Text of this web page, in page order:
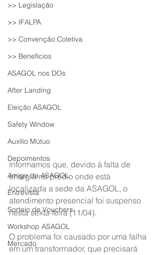
>> Legislação
>> IFALPA
>> Convenção Coletiva
>> Benefícios
ASAGOL nos DOs
After Landing
Eleição ASAGOL
Safety Window
Auxílio Mútuo
Depoimentos
Amigo da ASAGOL
Entrevista
Sorteio de Vouchers
Workshop ASAGOL
Mercado
Informamos que, devido à falta de
energia no prédio onde está
localizada a sede da ASAGOL, o
atendimento presencial foi suspenso
nesta sexta-feira (11/04).
O problema foi causado por uma falha
em um transformador, que precisará